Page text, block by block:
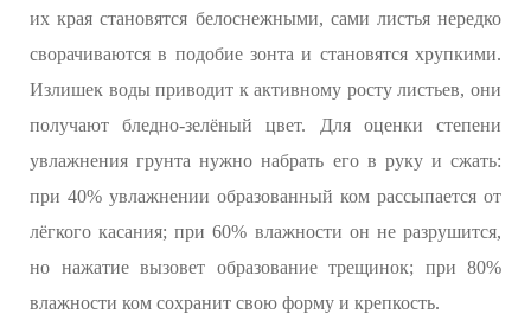
их края становятся белоснежными, сами листья нередко
сворачиваются в подобие зонта и становятся хрупкими.
Излишек воды приводит к активному росту листьев, они
получают бледно-зелёный цвет. Для оценки степени
увлажнения грунта нужно набрать его в руку и сжать:
при 40% увлажнении образованный ком рассыпается от
лёгкого касания; при 60% влажности он не разрушится,
но нажатие вызовет образование трещинок; при 80%
влажности ком сохранит свою форму и крепкость.